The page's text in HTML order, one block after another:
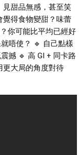
見甜品無感，甚至笑
覺得食物變甜？味蕾
你可能比平均已經好
唔使？ 🔹 自己點樣
撼 🔹 高 GI + 同卡路
更大局的角度對待